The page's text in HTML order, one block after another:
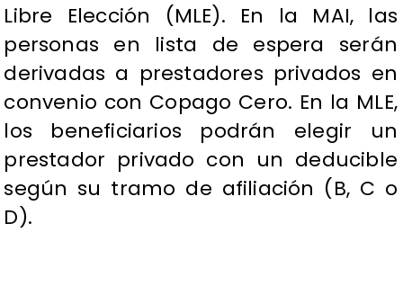
Libre Elección (MLE). En la MAI, las
personas en lista de espera serán
derivadas a prestadores privados en
convenio con Copago Cero. En la MLE,
los beneficiarios podrán elegir un
prestador privado con un deducible
según su tramo de afiliación (B, C o
D).